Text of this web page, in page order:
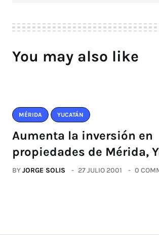
You may also like
MÉRIDA YUCATÁN
Aumenta la inversión en
propiedades de Mérida,
BYJORGE SOLIS 27 JULIO 2001 0